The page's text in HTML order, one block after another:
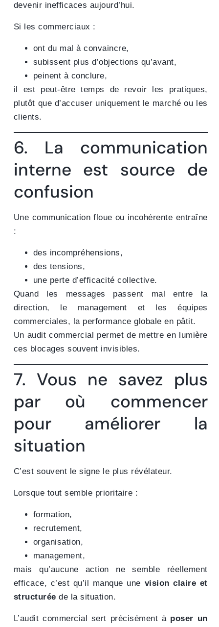
devenir inefficaces aujourd’hui.
Si les commerciaux :
ont du mal à convaincre,
subissent plus d’objections qu’avant,
peinent à conclure,
il est peut-être temps de revoir les pratiques,
plutôt que d’accuser uniquement le marché ou les
clients.
6. La communication
interne est source de
confusion
Une communication floue ou incohérente entraîne
:
des incompréhensions,
des tensions,
une perte d’efficacité collective.
Quand les messages passent mal entre la
direction, le management et les équipes
commerciales, la performance globale en pâtit.
Un audit commercial permet de mettre en lumière
ces blocages souvent invisibles.
7. Vous ne savez plus
par où commencer
pour améliorer la
situation
C’est souvent le signe le plus révélateur.
Lorsque tout semble prioritaire :
formation,
recrutement,
organisation,
management,
mais qu’aucune action ne semble réellement
efficace, c’est qu’il manque une vision claire et
structurée de la situation.
L’audit commercial sert précisément à poser un